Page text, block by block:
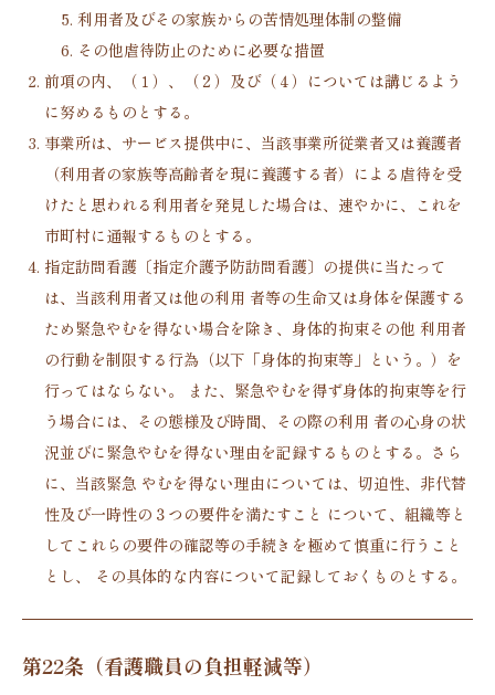
利用者及びその家族からの苦情処理体制の整備
その他虐待防止のために必要な措置
前項の内、（１）、（２）及び（４）については講じるよう
に努めるものとする。
事業所は、サービス提供中に、当該事業所従業者又は養護者
（利用者の家族等高齢者を現に養護する者）による虐待を受
けたと思われる利用者を発見した場合は、速やかに、これを
市町村に通報するものとする。
指定訪問看護〔指定介護予防訪問看護〕の提供に当たって
は、当該利用者又は他の利用 者等の生命又は身体を保護する
ため緊急やむを得ない場合を除き、身体的拘束その他 利用者
の行動を制限する行為（以下「身体的拘束等」という。）を
行ってはならない。 また、緊急やむを得ず身体的拘束等を行
う場合には、その態様及び時間、その際の利用 者の心身の状
況並びに緊急やむを得ない理由を記録するものとする。さら
に、当該緊急 やむを得ない理由については、切迫性、非代替
性及び一時性の３つの要件を満たすこと について、組織等と
してこれらの要件の確認等の手続きを極めて慎重に行うこと
とし、 その具体的な内容について記録しておくものとする。
第22条（看護職員の負担軽減等）